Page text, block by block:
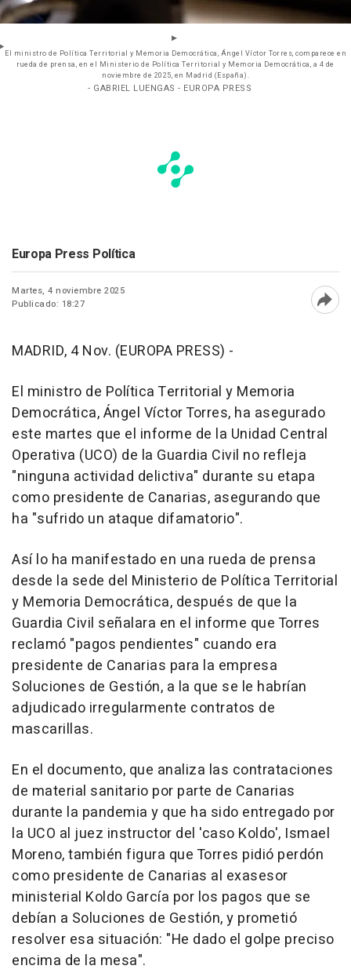
El ministro de Política Territorial y Memoria Democrática, Ángel Víctor Torres, comparece en
rueda de prensa, en el Ministerio de Política Territorial y Memoria Democrática, a 4 de
noviembre de 2025, en Madrid (España).
- GABRIEL LUENGAS - EUROPA PRESS
Europa Press Política
Martes, 4 noviembre 2025
Publicado: 18:27
MADRID, 4 Nov. (EUROPA PRESS) -
El ministro de Política Territorial y Memoria
Democrática, Ángel Víctor Torres, ha asegurado
este martes que el informe de la Unidad Central
Operativa (UCO) de la Guardia Civil no refleja
"ninguna actividad delictiva" durante su etapa
como presidente de Canarias, asegurando que
ha "sufrido un ataque difamatorio".
Así lo ha manifestado en una rueda de prensa
desde la sede del Ministerio de Política Territorial
y Memoria Democrática, después de que la
Guardia Civil señalara en el informe que Torres
reclamó "pagos pendientes" cuando era
presidente de Canarias para la empresa
Soluciones de Gestión, a la que se le habrían
adjudicado irregularmente contratos de
mascarillas.
En el documento, que analiza las contrataciones
de material sanitario por parte de Canarias
durante la pandemia y que ha sido entregado por
la UCO al juez instructor del 'caso Koldo', Ismael
Moreno, también figura que Torres pidió perdón
como presidente de Canarias al exasesor
ministerial Koldo García por los pagos que se
debían a Soluciones de Gestión, y prometió
resolver esa situación: "He dado el golpe preciso
encima de la mesa".